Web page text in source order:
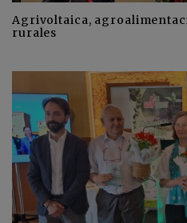
Agrivoltaica,
rurales